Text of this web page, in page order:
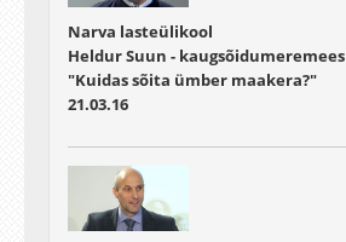
Narva lasteülikool
Heldur Suun - kaugsõidumeremees
"Kuidas sõita ümber maakera?"
21.03.16